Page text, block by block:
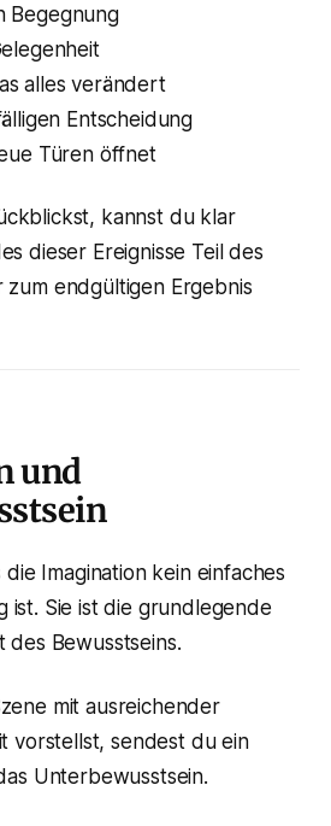
Begegnung
alles verändert
Entscheidung
Türen öffnet
kannst du klar
dieser Ereignisse Teil des
zum endgültigen Ergebnis
und
Imagination kein einfaches
ist. Sie ist die grundlegende
Bewusstseins.
mit ausreichender
vorstellst, sendest du ein
Unterbewusstsein.